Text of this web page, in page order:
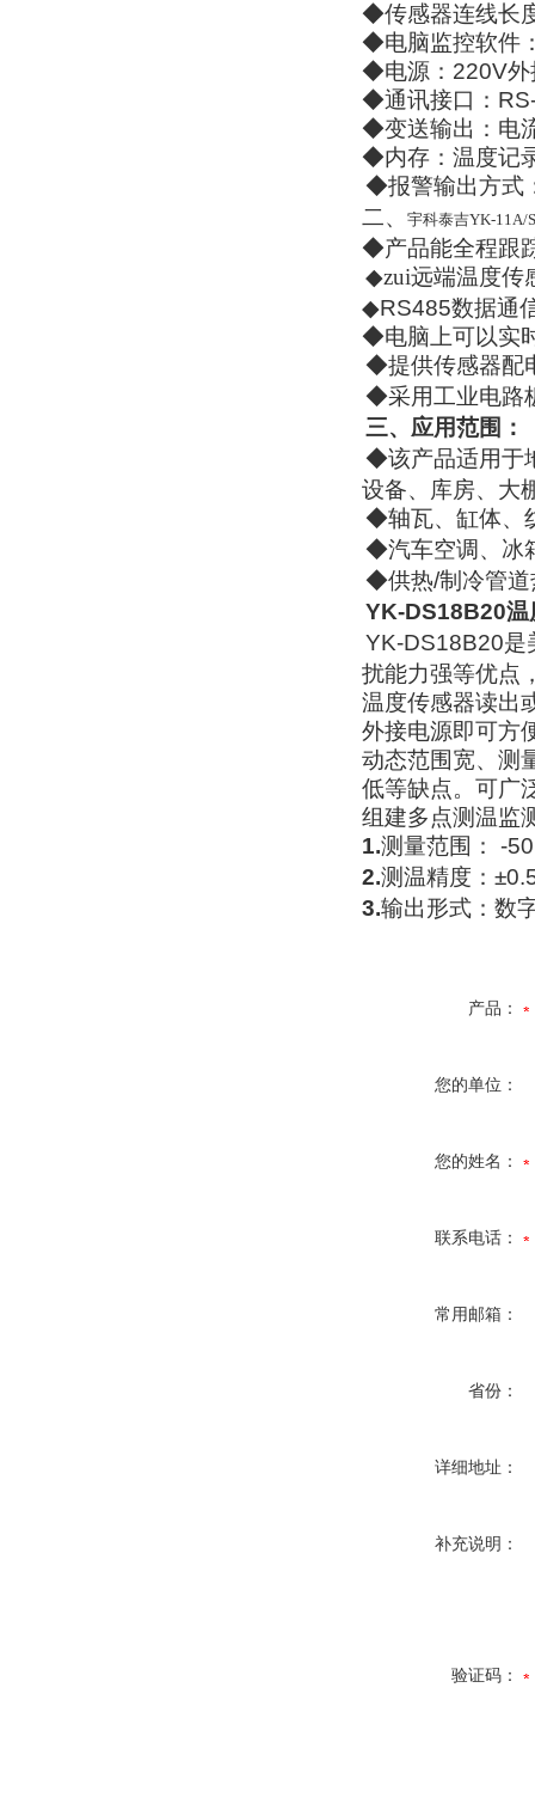
◆传感器连线长
◆电脑监控软件
◆电源： 220V外
◆通讯接口：
◆变送输出：电
◆内存：温度记
◆报警输出方式
二、
宇科泰吉YK-11A/
◆产品能全程跟
◆zui远端温度传
◆RS485数据通
◆电脑上可以实
◆提供传感器配
◆采用工业电路
三、 应用范围：
◆该产品适用于
设备、库房、大
◆轴瓦、缸体、
◆汽车空调、冰
◆供热/制冷管
YK-DS18B20温
YK-DS18B20是
扰能力强等优点
温度传感器读出
外接电源即可方
动态范围宽、测
低等缺点。可广
组建多点测温监
1.测量范围： -50
2.测温精度：
3.输出形式：数
产品：
您的单位：
您的姓名：
联系电话：
常用邮箱：
省份：
详细地址：
补充说明：
验证码：